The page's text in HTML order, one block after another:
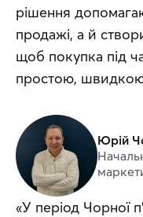
рішення
продажі, а й
щоб покупка під
простою,
Юрій
«У період Чорної